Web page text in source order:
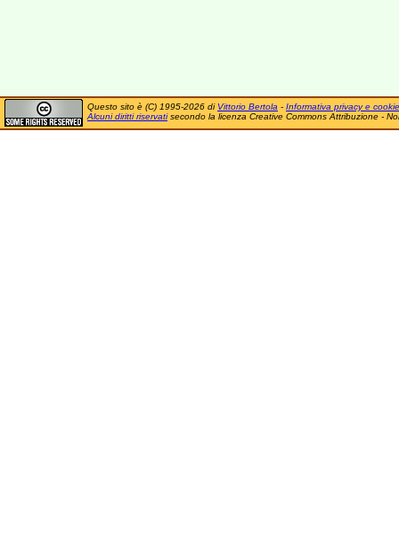
Questo sito è (C) 1995-2026 di Vittorio Bertola - Informativa privacy e cookie
Alcuni diritti riservatisecondo la licenza Creative Commons Attribuzione -